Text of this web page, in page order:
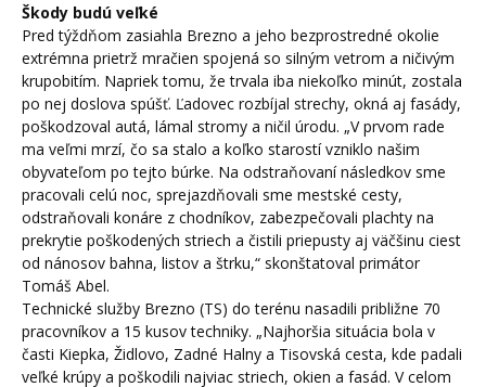
Škody budú veľké
Pred týždňom zasiahla Brezno a jeho bezprostredné okolie
extrémna prietrž mračien spojená so silným vetrom a ničivým
krupobitím. Napriek tomu, že trvala iba niekoľko minút, zostala
po nej doslova spúšť. Ľadovec rozbíjal strechy, okná aj fasády,
poškodzoval autá, lámal stromy a ničil úrodu. „V prvom rade
ma veľmi mrzí, čo sa stalo a koľko starostí vzniklo našim
obyvateľom po tejto búrke. Na odstraňovaní následkov sme
pracovali celú noc, sprejazdňovali sme mestské cesty,
odstraňovali konáre z chodníkov, zabezpečovali plachty na
prekrytie poškodených striech a čistili priepusty aj väčšinu ciest
od nánosov bahna, listov a štrku,“ skonštatoval primátor
Tomáš Abel.
Technické služby Brezno (TS) do terénu nasadili približne 70
pracovníkov a 15 kusov techniky. „Najhoršia situácia bola v
časti Kiepka, Židlovo, Zadné Halny a Tisovská cesta, kde padali
veľké krúpy a poškodili najviac striech, okien a fasád. V celom